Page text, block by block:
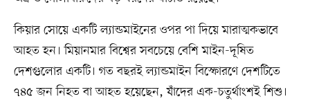
কিয়ার সোয়ে একটি ল্যান্ডমাইনের ওপর পা দিয়ে মারাত্মকভাবে
আহত হন। মিয়ানমার বিশ্বের সবচেয়ে বেশি মাইন-দূষিত
দেশগুলোর একটি। গত বছরই ল্যান্ডমাইন বিস্ফোরণে দেশটিতে
৭৪৫ জন নিহত বা আহত হয়েছেন, যাঁদের এক-চতুর্থাংশই শিশু।